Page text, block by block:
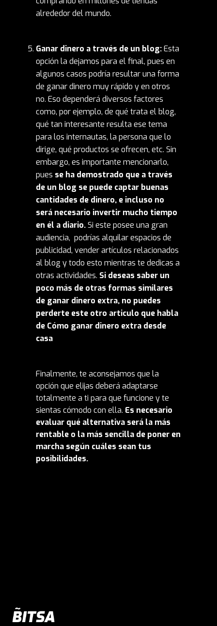
alrededor del mundo.
Ganar dinero a través de un blog:Esta
opción la dejamos para el final, pues en
algunos casos podría resultar una forma
de ganar dinero muy rápido y en otros
no. Eso dependerá diversos factores
como, por ejemplo, de qué trata el blog,
qué tan interesante resulta ese tema
para los internautas, la persona que lo
dirige, qué productos se ofrecen, etc. Sin
embargo, es importante mencionarlo,
pues se ha demostrado que a través
de un blog se puede captar buenas
cantidades de dinero, e incluso no
será necesario invertir mucho tiempo
en él a diario.Si este posee una gran
audiencia, podrías alquilar espacios de
publicidad, vender artículos relacionados
al blog y todo esto mientras te dedicas a
otras actividades. Si deseas saber un
poco más de otras formas similares
de ganar dinero extra, no puedes
perderte este otro articulo que habla
de Cómo ganar dinero extra desde
casa
Finalmente, te aconsejamos que la
opción que elijas deberá adaptarse
totalmente a ti para que funcione y te
sientas cómodo con ella. Es necesario
evaluar qué alternativa será la más
rentable o la más sencilla de poner en
marcha según cuáles sean tus
posibilidades.